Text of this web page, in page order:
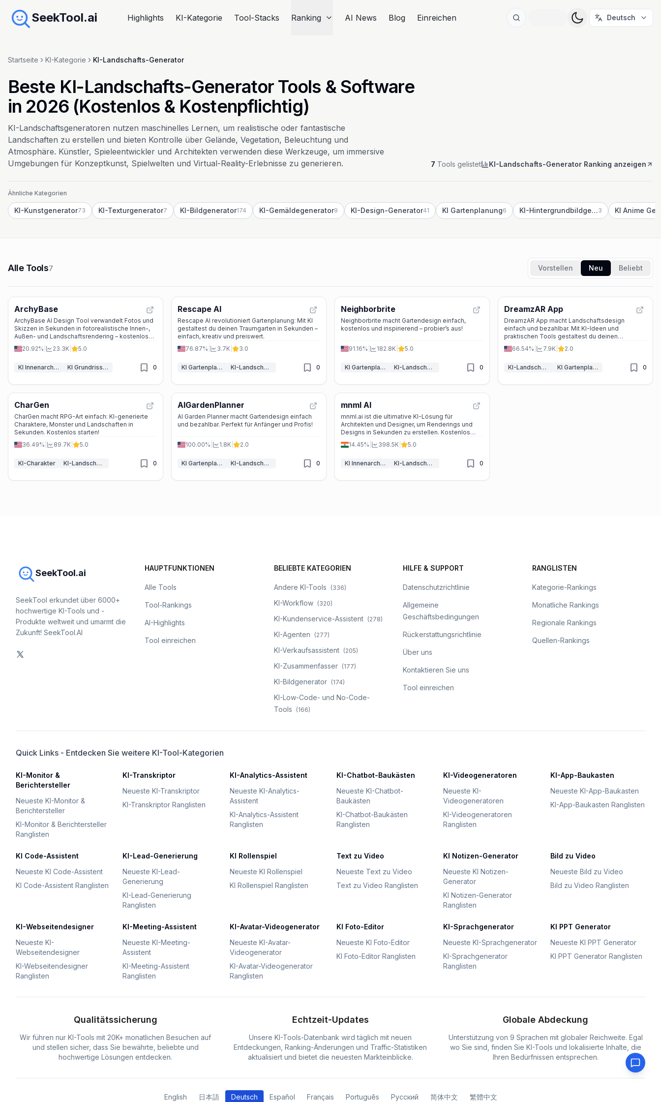
SeekTool.ai Highlights KI-Kategorie Tool-Stacks Ranking AI News Blog Einreichen Deutsch
Startseite KI-Kategorie KI-Landschafts-Generator
Beste KI-Landschafts-Generator Tools & Software
in 2026 (Kostenlos & Kostenpflichtig)
KI-Landschaftsgeneratoren nutzen maschinelles Lernen, um realistische oder fantastische
Landschaften zu erstellen und bieten Kontrolle über Gelände, Vegetation, Beleuchtung und
Atmosphäre. Künstler, Spieleentwickler und Architekten verwenden diese Werkzeuge, um immersive
Umgebungen für Konzeptkunst, Spielwelten und Virtual-Reality-Erlebnisse zu generieren.
7 Tools gelistet KI-Landschafts-Generator Ranking anzeigen
Ähnliche Kategorien
KI-Kunstgenerator73 KI-Texturgenerator7 KI-Bildgenerator174 KI-Gemäldegenerator9 KI-Design-Generator41 KI Gartenplanung6 KI-Hintergrundbildgenerator3 KI Anime
Alle Tools7 Vorstellen Neu Beliebt
ArchyBase
ArchyBase AI Design Tool verwandelt Fotos und
Skizzen in Sekunden in fotorealistische Innen-,
Außen- und Landschaftsrendering – kostenlos
testbar, keine Kreditkarte nötig.
20.92% 23.3K 5.0
KI Innenarchitektur & Raumdesign KI Grundrissgenerator 0
Rescape AI
Rescape AI revolutioniert Gartenplanung: Mit KI
gestaltest du deinen Traumgarten in Sekunden –
einfach, kreativ und preiswert.
76.87%
3.7K 3.0
KI Gartenplanung KI-Landschafts-Generator 0
Neighborbrite
Neighborbrite macht Gartendesign einfach,
kostenlos und inspirierend – probier’s aus!
91.16% 182.8K 5.0
KI Gartenplanung KI-Landschafts-Generator 0
DreamzAR App
DreamzAR App macht Landschaftsdesign
einfach und bezahlbar. Mit KI-Ideen und
praktischen Tools gestaltest du deinen
Traumgarten im Handumdrehen.
66.54% 7.9K 2.0
KI-Landschafts-Generator KI Gartenplanung 0
CharGen
CharGen macht RPG-Art einfach: KI-generierte
Charaktere, Monster und Landschaften in
Sekunden. Kostenlos starten!
36.49%
89.7K 5.0
KI-Charakter KI-Landschafts-Generator 0
AIGardenPlanner
AI Garden Planner macht Gartendesign einfach
und bezahlbar. Perfekt für Anfänger und Profis!
100.00% 1.8K 2.0
KI Gartenplanung KI-Landschafts-Generator 0
mnml AI
mnml.ai ist die ultimative KI-Lösung für
Architekten und Designer, um Renderings und
Designs in Sekunden zu erstellen. Kostenlos
testen und sofort loslegen!
14.45% 398.5K 5.0
KI Innenarchitektur & Raumdesign KI-Landschafts-Generator 0
SeekTool.ai
SeekTool erkundet über 6000+
hochwertige KI-Tools und -
Produkte weltweit und umarmt die
Zukunft! SeekTool.AI
HAUPTFUNKTIONEN
Alle Tools
Tool-Rankings
AI-Highlights
Tool einreichen
BELIEBTE KATEGORIEN
Andere KI-Tools (336)
KI-Workflow (320)
KI-Kundenservice-Assistent (278)
KI-Agenten (277)
KI-Verkaufsassistent (205)
KI-Zusammenfasser (177)
KI-Bildgenerator (174)
KI-Low-Code- und No-Code-
Tools
(166)
HILFE & SUPPORT
Datenschutzrichtlinie
Allgemeine
Geschäftsbedingungen
Rückerstattungsrichtlinie
Über uns
Kontaktieren Sie uns
Tool einreichen
RANGLISTEN
Kategorie-Rankings
Monatliche Rankings
Regionale Rankings
Quellen-Rankings
Quick Links - Entdecken Sie weitere KI-Tool-Kategorien
KI-Monitor &
Berichtersteller
Neueste KI-Monitor &
Berichtersteller
KI-Monitor & Berichtersteller
Ranglisten
KI-Transkriptor
Neueste KI-Transkriptor
KI-Transkriptor Ranglisten
KI-Analytics-Assistent
Neueste KI-Analytics-
Assistent
KI-Analytics-Assistent
Ranglisten
KI-Chatbot-Baukästen
Neueste KI-Chatbot-
Baukästen
KI-Chatbot-Baukästen
Ranglisten
KI-Videogeneratoren
Neueste KI-
Videogeneratoren
KI-Videogeneratoren
Ranglisten
KI-App-Baukasten
Neueste KI-App-Baukasten
KI-App-Baukasten Ranglisten
KI Code-Assistent
Neueste KI Code-Assistent
KI Code-Assistent Ranglisten
KI-Lead-Generierung
Neueste KI-Lead-
Generierung
KI-Lead-Generierung
Ranglisten
KI Rollenspiel
Neueste KI Rollenspiel
KI Rollenspiel Ranglisten
Text zu Video
Neueste Text zu Video
Text zu Video Ranglisten
KI Notizen-Generator
Neueste KI Notizen-
Generator
KI Notizen-Generator
Ranglisten
Bild zu Video
Neueste Bild zu Video
Bild zu Video Ranglisten
KI-Webseitendesigner
Neueste KI-
Webseitendesigner
KI-Webseitendesigner
Ranglisten
KI-Meeting-Assistent
Neueste KI-Meeting-
Assistent
KI-Meeting-Assistent
Ranglisten
KI-Avatar-Videogenerator
Neueste KI-Avatar-
Videogenerator
KI-Avatar-Videogenerator
Ranglisten
KI Foto-Editor
Neueste KI Foto-Editor
KI Foto-Editor Ranglisten
KI-Sprachgenerator
Neueste KI-Sprachgenerator
KI-Sprachgenerator
Ranglisten
KI PPT Generator
Neueste KI PPT Generator
KI PPT Generator Ranglisten
Qualitätssicherung
Wir führen nur KI-Tools mit 20K+ monatlichen Besuchen auf
und stellen sicher, dass Sie bewährte, beliebte und
hochwertige Lösungen entdecken.
Echtzeit-Updates
Unsere KI-Tools-Datenbank wird täglich mit neuen
Entdeckungen, Ranking-Änderungen und Traffic-Statistiken
aktualisiert und bietet die neuesten Markteinblicke.
Globale Abdeckung
Unterstützung von 9 Sprachen mit globaler Reichweite. Egal
wo Sie sind, finden Sie KI-Tools und lokalisierte Inhalte, die
Ihren Bedürfnissen entsprechen.
English 日本語 Deutsch Español Français Português Русский 简体中文 繁體中文